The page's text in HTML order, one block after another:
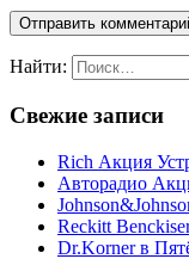
Найти:
Свежие записи
Rich Акция
Авторадио
Reckitt
Dr.Korner в